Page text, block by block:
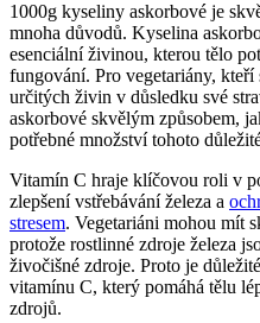
1000g kyseliny askorbové je
mnoha důvodů. Kyselina
esenciální živinou, kterou tělo
fungování. Pro vegetariány, kteří
určitých živin v důsledku své
askorbové skvělým způsobem,
potřebné množství tohoto
Vitamín C hraje klíčovou roli v
zlepšení vstřebávání železa a
stresem. Vegetariáni mohou mít
protože rostlinné zdroje železa
živočišné zdroje. Proto je
vitamínu C, který pomáhá tělu
zdrojů.